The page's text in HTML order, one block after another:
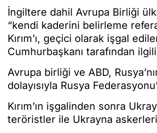
İngiltere dahil Avrupa Birliği
“kendi kaderini belirleme
Kırım’ı, geçici olarak işgal
Cumhurbaşkanı tarafından
Avrupa birliği ve ABD,
dolayısıyla Rusya
Kırım’ın işgalinden sonra
teröristler ile Ukrayna askerleri